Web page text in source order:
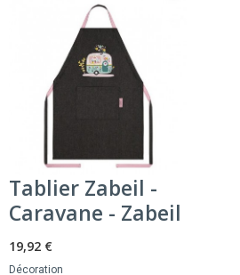
Tablier Zabeil -
Caravane - Zabeil
19,92 €
Décoration